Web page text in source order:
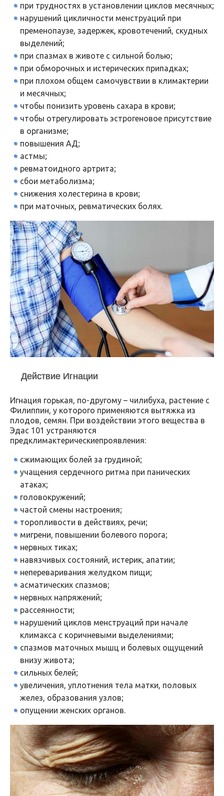
при трудностях в установлении циклов месячных;
нарушений цикличности менструаций при
пременопаузе, задержек, кровотечений, скудных
выделений;
при спазмах в животе с сильной болью;
при обморочных и истерических припадках;
при плохом общем самочувствии в климактерии
и месячных;
чтобы понизить уровень сахара в крови;
чтобы отрегулировать эстрогеновое присутствие
в организме;
повышения АД;
астмы;
ревматоидного артрита;
сбои метаболизма;
снижения холестерина в крови;
при маточных, ревматических болях.
Действие Игнации
Игнация горькая, по-другому – чилибуха, растение с
Филиппин, у которого применяются вытяжка из
плодов, семян. При воздействии этого вещества в
Эдас 101 устраняются
предклимактерическиепроявления:
сжимающих болей за грудиной;
учащения сердечного ритма при панических
атаках;
головокружений;
частой смены настроения;
торопливости в действиях, речи;
мигрени, повышении болевого порога;
нервных тиках;
навязчивых состояний, истерик, апатии;
непереваривания желудком пищи;
асматических спазмов;
нервных напряжений;
рассеянности;
нарушений циклов менструаций при начале
климакса с коричневыми выделениями;
спазмов маточных мышц и болевых ощущений
внизу живота;
сильных белей;
увеличения, уплотнения тела матки, половых
желез, образования узлов;
опущении женских органов.